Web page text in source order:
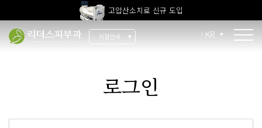
고압산소치료 신규 도입
전 지점 피부과 전문의 진료
지점안내 KR
리더스 소개
리더스 히스토리
로그인